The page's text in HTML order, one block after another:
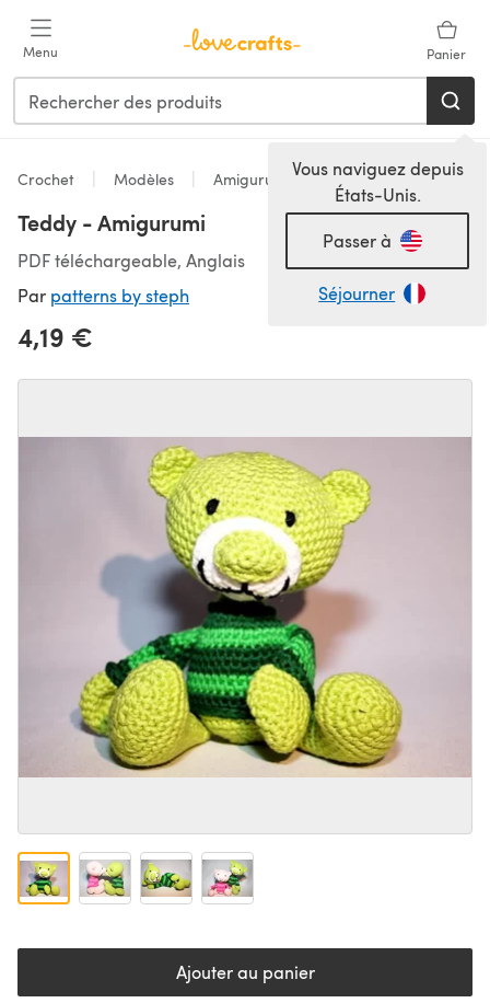
Menu Panier
Vous naviguez depuis
États-Unis.
Passer à
Séjourner
Crochet Modèles Amigurumi
Teddy - Amigurumi
PDF téléchargeable, Anglais
Par patterns by steph
4,19 €
Ajouter au panier